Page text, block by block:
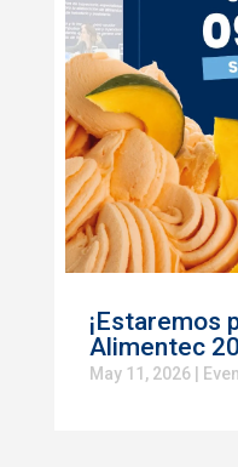
¡Estaremos
Alimentec
May 11, 2026|